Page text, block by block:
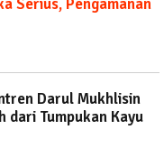
Serius, Pengamanan
Darul Mukhlisin
dari Tumpukan Kayu